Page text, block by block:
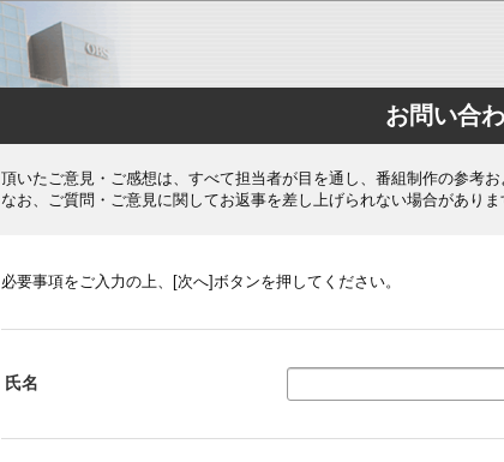
お問い合
頂いたご意見・ご感想は、すべて担当者が目を通し、番組制作の参考
なお、ご質問・ご意見に関してお返事を差し上げられない場合がありま
必要事項をご入力の上、[次へ]ボタンを押してください。
氏名